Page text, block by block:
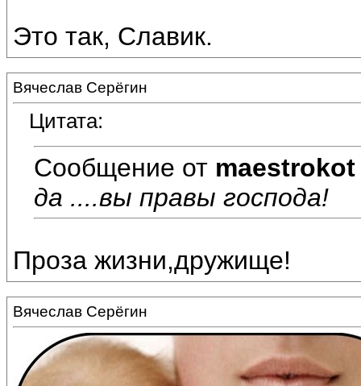
Это так, Славик.
Вячеслав Серёгин
Цитата:
Сообщение от maestrokot
да ....вы правы господа!
Проза жизни,дружище!
Вячеслав Серёгин